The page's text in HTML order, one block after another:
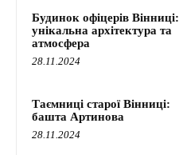
Будинок офіцерів Вінниці:
унікальна архітектура та
атмосфера
28.11.2024
Таємниці старої Вінниці:
башта Артинова
28.11.2024